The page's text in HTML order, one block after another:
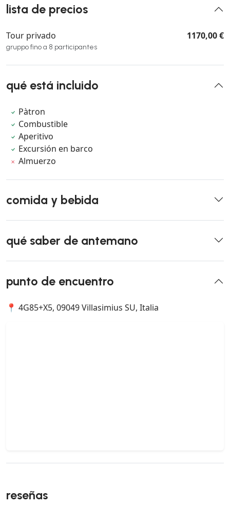
lista de precios
Tour privado
gruppo fino a 8 participantes
1170,00 €
qué está incluido
Pàtron
Combustible
Aperitivo
Excursión en barco
Almuerzo
comida y bebida
qué saber de antemano
punto de encuentro
📍 4G85+X5, 09049 Villasimius SU, Italia
reseñas